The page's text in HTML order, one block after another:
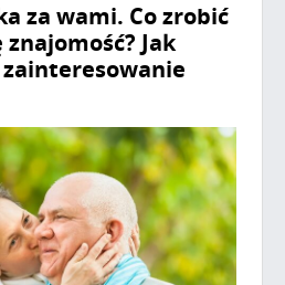
za wami. Co zrobić
Jak